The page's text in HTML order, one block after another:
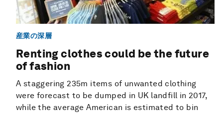
産業の深層
Renting clothes could be the future
of fashion
A staggering 235m items of unwanted clothing
were forecast to be dumped in UK landfill in 2017,
while the average American is estimated to bin